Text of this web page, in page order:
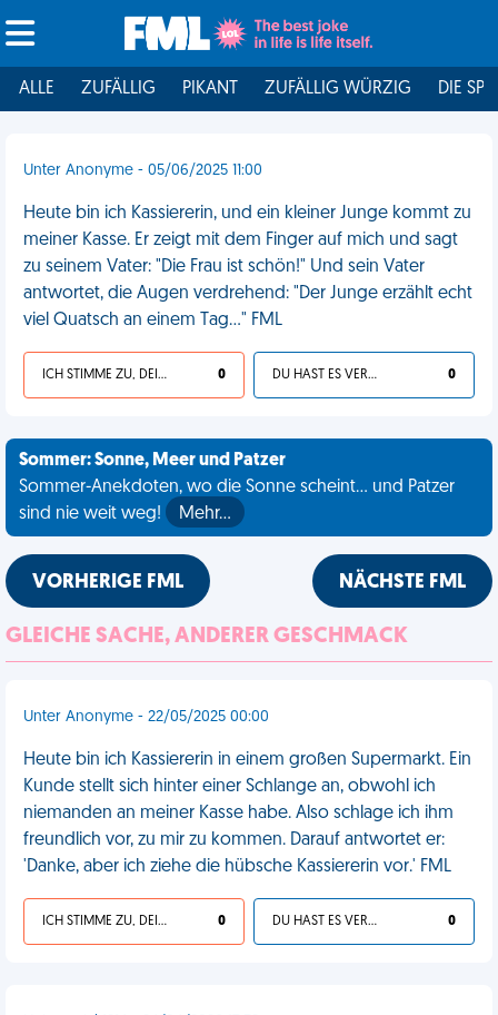
ALLE ZUFÄLLIG PIKANT ZUFÄLLIG WÜRZIG DIE
Unter Anonyme - 05/06/2025 11:00
Heute bin ich Kassiererin, und ein kleiner Junge kommt zu
meiner Kasse. Er zeigt mit dem Finger auf mich und sagt
zu seinem Vater: "Die Frau ist schön!" Und sein Vater
antwortet, die Augen verdrehend: "Der Junge erzählt echt
viel Quatsch an einem Tag..." FML
ICH STIMME ZU, DEIN LEBEN IST SCHEISSE 0 DU HAST ES VERDIENT 0
Sommer: Sonne, Meer und Patzer
Sommer-Anekdoten, wo die Sonne scheint... und Patzer
sind nie weit weg!
Mehr…
VORHERIGE FML NÄCHSTE FML
GLEICHE SACHE, ANDERER GESCHMACK
Unter Anonyme - 22/05/2025 00:00
Heute bin ich Kassiererin in einem großen Supermarkt. Ein
Kunde stellt sich hinter einer Schlange an, obwohl ich
niemanden an meiner Kasse habe. Also schlage ich ihm
freundlich vor, zu mir zu kommen. Darauf antwortet er:
'Danke, aber ich ziehe die hübsche Kassiererin vor.' FML
ICH STIMME ZU, DEIN LEBEN IST SCHEISSE 0 DU HAST ES VERDIENT 0